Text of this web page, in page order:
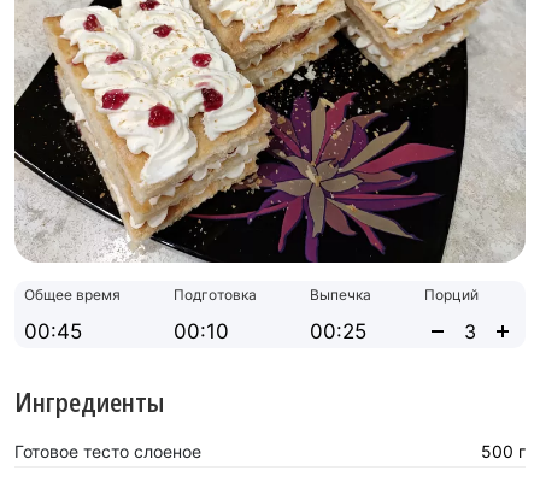
Общее время
00:45
Подготовка
00:10
Выпечка
00:25
Порций
Ингредиенты
Готовое тесто слоеное 500 г